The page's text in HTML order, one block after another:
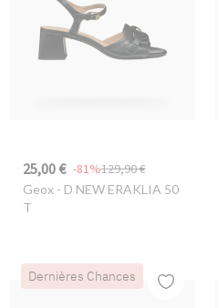
25,00 € 129,90 €
-81%
Geox- D NEW ERAKLIA 50
T
Dernières Chances